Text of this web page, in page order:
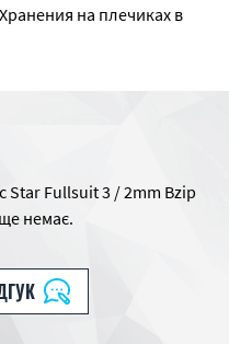
на плечиках в
Star Fullsuit 3 / 2mm Bzip
немає.